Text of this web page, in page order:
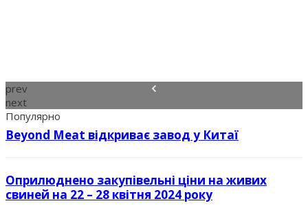
prev
next
Популярно
Beyond Meat відкриває завод у Китаї
Оприлюднено закупівельні ціни на живих
свиней на 22 – 28 квітня 2024 року